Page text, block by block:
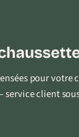
pour
service client